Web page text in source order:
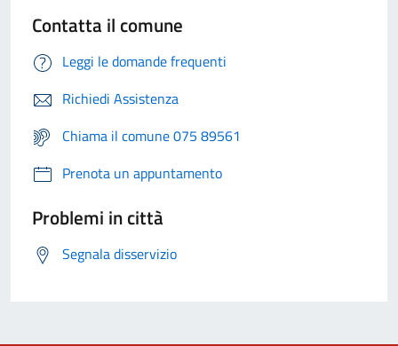
Contatta il comune
Leggi le domande frequenti
Richiedi Assistenza
Chiama il comune 075 89561
Prenota un appuntamento
Problemi in città
Segnala disservizio